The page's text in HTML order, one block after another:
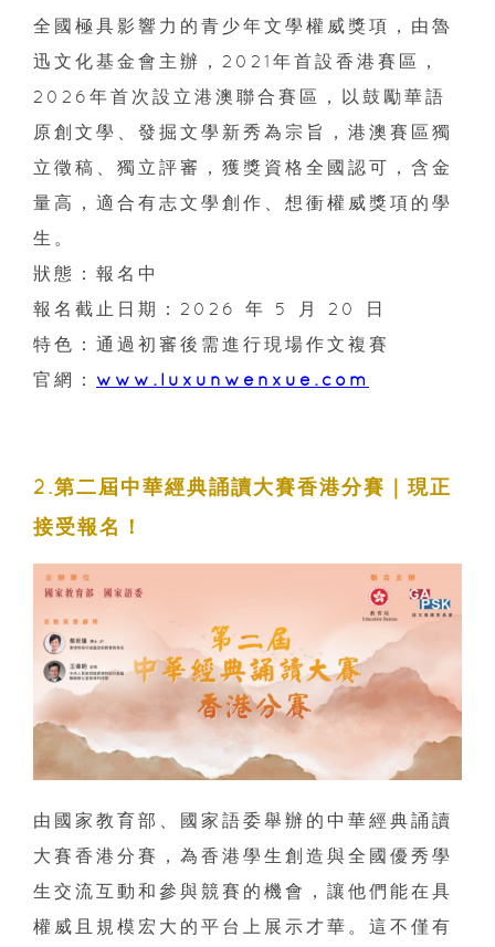
全國極具影響力的青少年文學權威獎項，由魯
迅文化基金會主辦，2021年首設香港賽區，
2026年首次設立港澳聯合賽區，以鼓勵華語
原創文學、發掘文學新秀為宗旨，港澳賽區獨
立徵稿、獨立評審，獲獎資格全國認可，含金
量高，適合有志文學創作、想衝權威獎項的學
生。
狀態：報名中
報名截止日期：2026 年 5 月 20 日
特色：通過初審後需進行現場作文複賽
官網： www.luxunwenxue.com
2.第二屆中華經典誦讀大賽香港分賽｜現正
接受報名！
由國家教育部、國家語委舉辦的中華經典誦讀
大賽香港分賽，為香港學生創造與全國優秀學
生交流互動和參與競賽的機會，讓他們能在具
權威且規模宏大的平台上展示才華。這不僅有